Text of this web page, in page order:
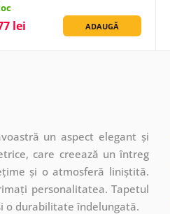
lei ADAUGĂ
un aspect elegant și
care creează un întreg
și o atmosferă liniștită.
personalitatea. Tapetul
o durabilitate îndelungată.